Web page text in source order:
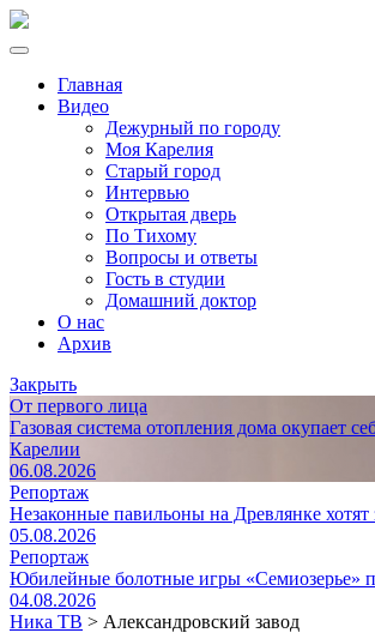
Главная
Видео
Дежурный по городу
Моя Карелия
Старый город
Интервью
Открытая дверь
По Тихому
Вопросы и ответы
Гость в студии
Домашний доктор
О нас
Архив
Закрыть
От первого лица
Газовая система отопления дома окупает
Карелии
06.08.2026
Репортаж
Незаконные павильоны на Древлянке хотят
05.08.2026
Репортаж
Юбилейные болотные игры «Семиозерье»
04.08.2026
Ника ТВ > Александровский завод